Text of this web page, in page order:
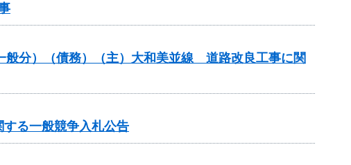
分）（債務）（主）大和美並線 道路改良工事に関
る一般競争入札公告